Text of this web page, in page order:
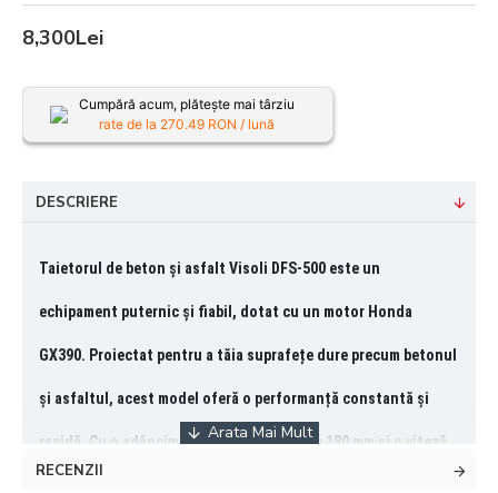
8,300Lei
Cumpără acum, plătește mai târziu
rate de la 270.49 RON / lună
DESCRIERE
Taietorul de beton și asfalt Visoli DFS-500 este un
echipament puternic și fiabil, dotat cu un motor Honda
GX390. Proiectat pentru a tăia suprafețe dure precum betonul
și asfaltul, acest model oferă o performanță constantă și
rapidă. Cu o adâncime maximă de tăiere de 180 mm și o viteză
RECENZII